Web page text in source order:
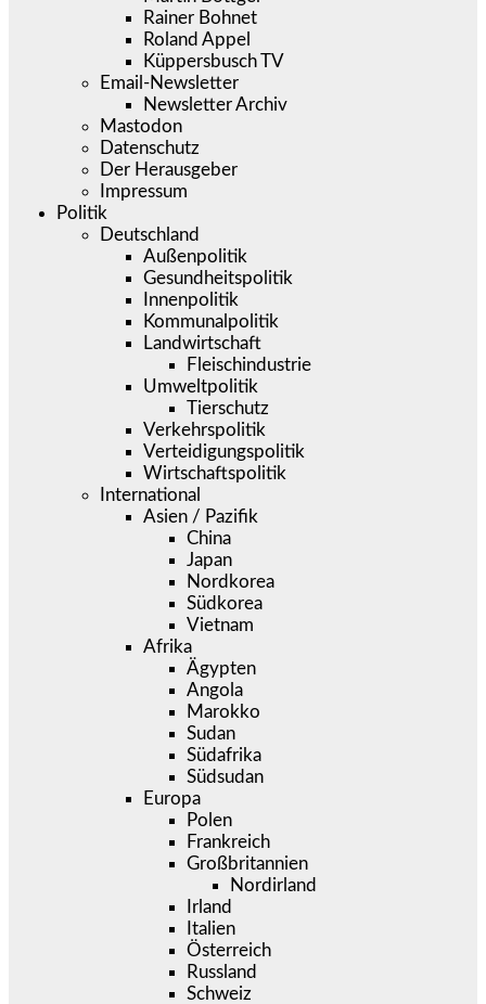
Rainer Bohnet
Roland Appel
Küppersbusch TV
Email-Newsletter
Newsletter Archiv
Mastodon
Datenschutz
Der Herausgeber
Impressum
Politik
Deutschland
Außenpolitik
Gesundheitspolitik
Innenpolitik
Kommunalpolitik
Landwirtschaft
Fleischindustrie
Umweltpolitik
Tierschutz
Verkehrspolitik
Verteidigungspolitik
Wirtschaftspolitik
International
Asien / Pazifik
China
Japan
Nordkorea
Südkorea
Vietnam
Afrika
Ägypten
Angola
Marokko
Sudan
Südafrika
Südsudan
Europa
Polen
Frankreich
Großbritannien
Nordirland
Irland
Italien
Österreich
Russland
Schweiz